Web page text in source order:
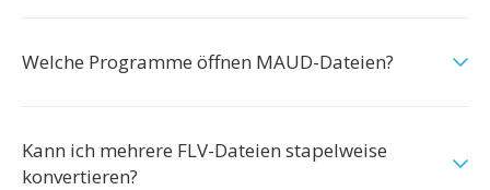
Welche Programme öffnen MAUD-Dateien?
Kann ich mehrere FLV-Dateien stapelweise
konvertieren?